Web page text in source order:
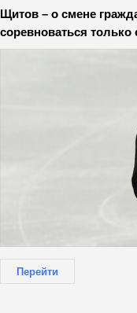
Щитов – о смене
соревноваться
Перейти